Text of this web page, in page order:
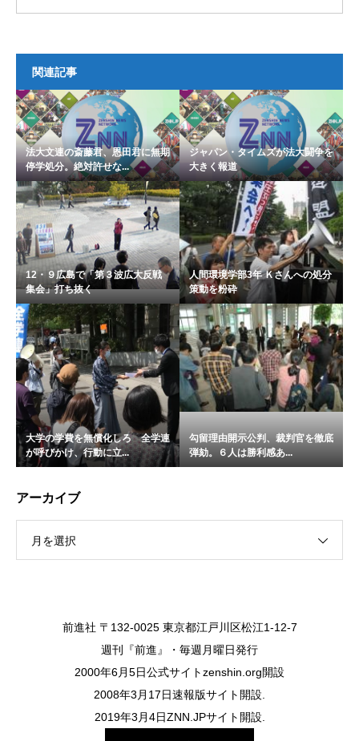
関連記事
法大文連の斎藤君、恩田君に無期
停学処分。絶対許せな...
ジャパン・タイムズが法大闘争を
大きく報道
12・９広島で「第３波広大反戦
集会」打ち抜く
人間環境学部3年 Ｋさんへの処分
策動を粉砕
大学の学費を無償化しろ 全学連
が呼びかけ、行動に立...
勾留理由開示公判、裁判官を徹底
弾劾。６人は勝利感あ...
アーカイブ
月を選択
前進社 〒132-0025 東京都江戸川区松江1-12-7
週刊『前進』・毎週月曜日発行
2000年6月5日公式サイトzenshin.org開設
2008年3月17日速報版サイト開設.
2019年3月4日ZNN.JPサイト開設.